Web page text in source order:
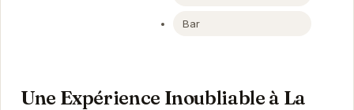
Bar
Une Expérience Inoubliable à La